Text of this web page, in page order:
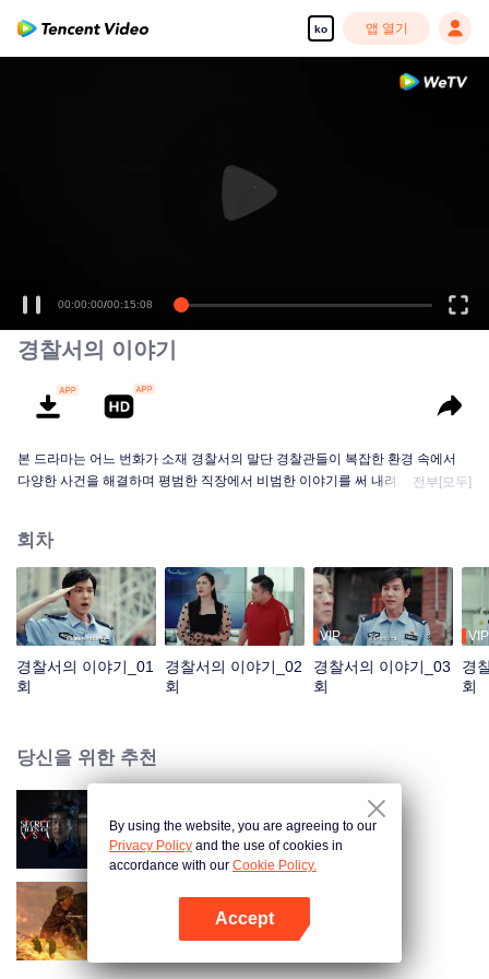
ko 앱 열기
00:00:00/00:15:08
경찰서의 이야기
본 드라마는 어느 번화가 소재 경찰서의 말단 경찰관들이 복잡한 환경 속에서
다양한 사건을 해결하며 평범한 직장에서 비범한 이야기를 써 내려가는 내용을
전부[모두]
회차
경찰서의 이야기_01
회
경찰서의 이야기_02
회
VIP
경찰서의 이야기_03
회
VIP
경
회
당신을 위한 추천
X국밀당
영광의 깃발
By using the website, you are agreeing to our
Privacy Policy and the use of cookies in
accordance with our Cookie Policy.
Accept